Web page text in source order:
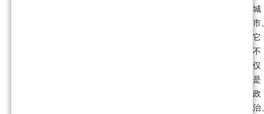
城
市
它
不
仅
是
政
治